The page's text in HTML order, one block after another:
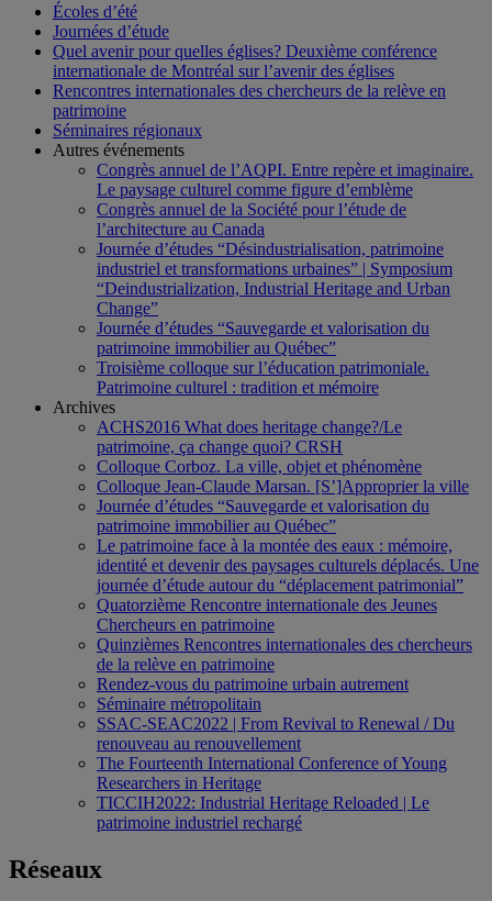
Écoles d’été
Journées d’étude
Quel avenir pour quelles églises? Deuxième conférence
internationale de Montréal sur l’avenir des églises
Rencontres internationales des chercheurs de la relève en
patrimoine
Séminaires régionaux
Autres événements
Congrès annuel de l’AQPI. Entre repère et imaginaire.
Le paysage culturel comme figure d’emblème
Congrès annuel de la Société pour l’étude de
l’architecture au Canada
Journée d’études “Désindustrialisation, patrimoine
industriel et transformations urbaines” | Symposium
“Deindustrialization, Industrial Heritage and Urban
Change”
Journée d’études “Sauvegarde et valorisation du
patrimoine immobilier au Québec”
Troisième colloque sur l’éducation patrimoniale.
Patrimoine culturel : tradition et mémoire
Archives
ACHS2016 What does heritage change?/Le
patrimoine, ça change quoi? CRSH
Colloque Corboz. La ville, objet et phénomène
Colloque Jean-Claude Marsan. [S’]Approprier la ville
Journée d’études “Sauvegarde et valorisation du
patrimoine immobilier au Québec”
Le patrimoine face à la montée des eaux : mémoire,
identité et devenir des paysages culturels déplacés. Une
journée d’étude autour du “déplacement patrimonial”
Quatorzième Rencontre internationale des Jeunes
Chercheurs en patrimoine
Quinzièmes Rencontres internationales des chercheurs
de la relève en patrimoine
Rendez-vous du patrimoine urbain autrement
Séminaire métropolitain
SSAC-SEAC2022 | From Revival to Renewal / Du
renouveau au renouvellement
The Fourteenth International Conference of Young
Researchers in Heritage
TICCIH2022: Industrial Heritage Reloaded | Le
patrimoine industriel rechargé
Réseaux